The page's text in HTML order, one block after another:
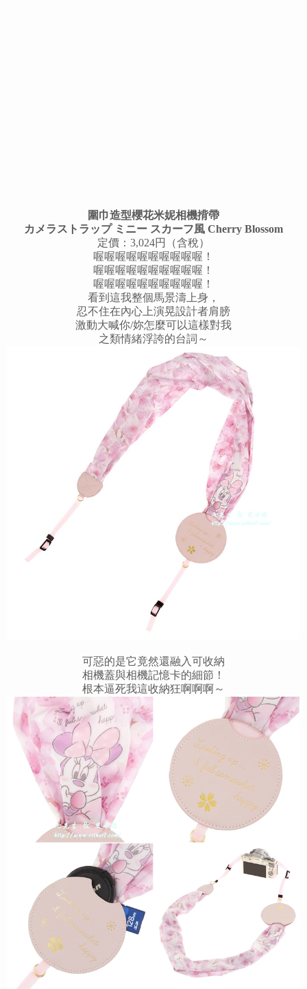
圍巾造型櫻花米妮相機揹帶
カメラストラップ ミニー スカーフ風 Cherry Blossom
定價：3,024円（含稅）
喔喔喔喔喔喔喔喔喔喔！
喔喔喔喔喔喔喔喔喔喔！
喔喔喔喔喔喔喔喔喔喔！
看到這我整個馬景濤上身，
忍不住在內心上演晃設計者肩膀
激動大喊你/妳怎麼可以這樣對我
之類情緒浮誇的台詞～
可惡的是它竟然還融入可收納
相機蓋與相機記憶卡的細節！
根本逼死我這收納狂啊啊啊～